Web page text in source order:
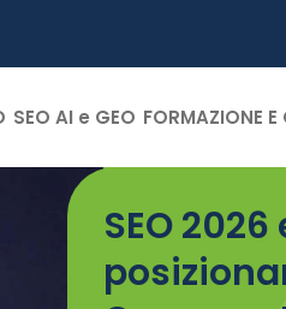
SEO AI e GEO FORMAZIONE E
SEO